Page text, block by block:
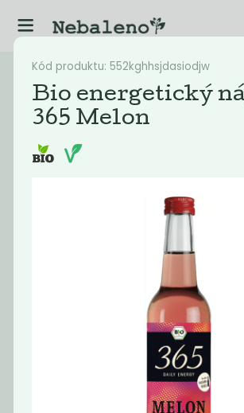
Katalog Nápoje
Filtrovat produkty
Kód produktu: 552kghhsjdasiodjw
Bio energetický
365 Melon